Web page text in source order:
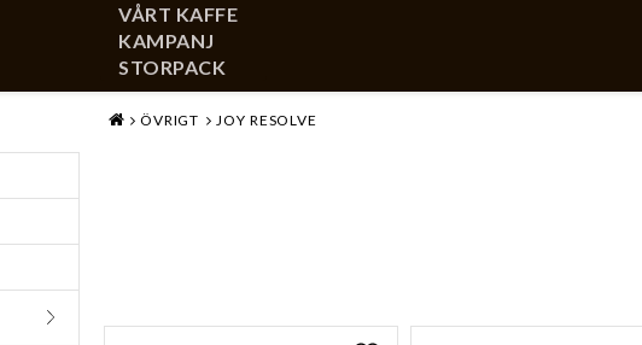
VÅRT KAFFE
KAMPANJ
STORPACK
ÖVRIGT JOY RESOLVE